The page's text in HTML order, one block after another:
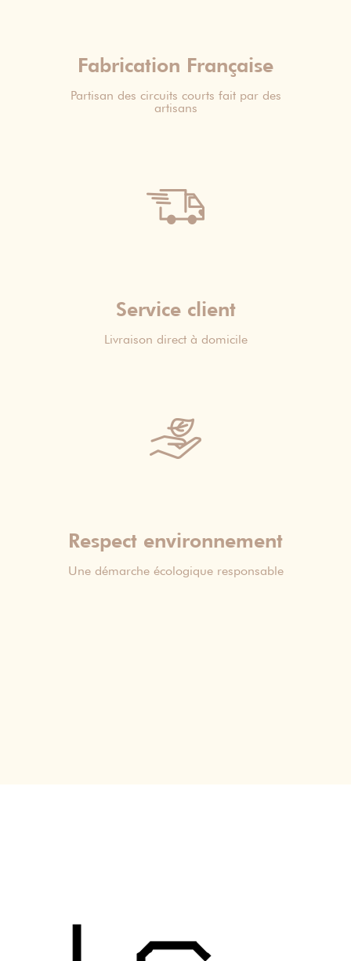
Fabrication Française
Partisan des circuits courts fait par des
artisans
Service client
Livraison direct à domicile
Respect environnement
Une démarche écologique responsable